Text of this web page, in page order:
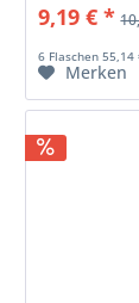
9,19 € *
6 Flaschen 55,14
Merken